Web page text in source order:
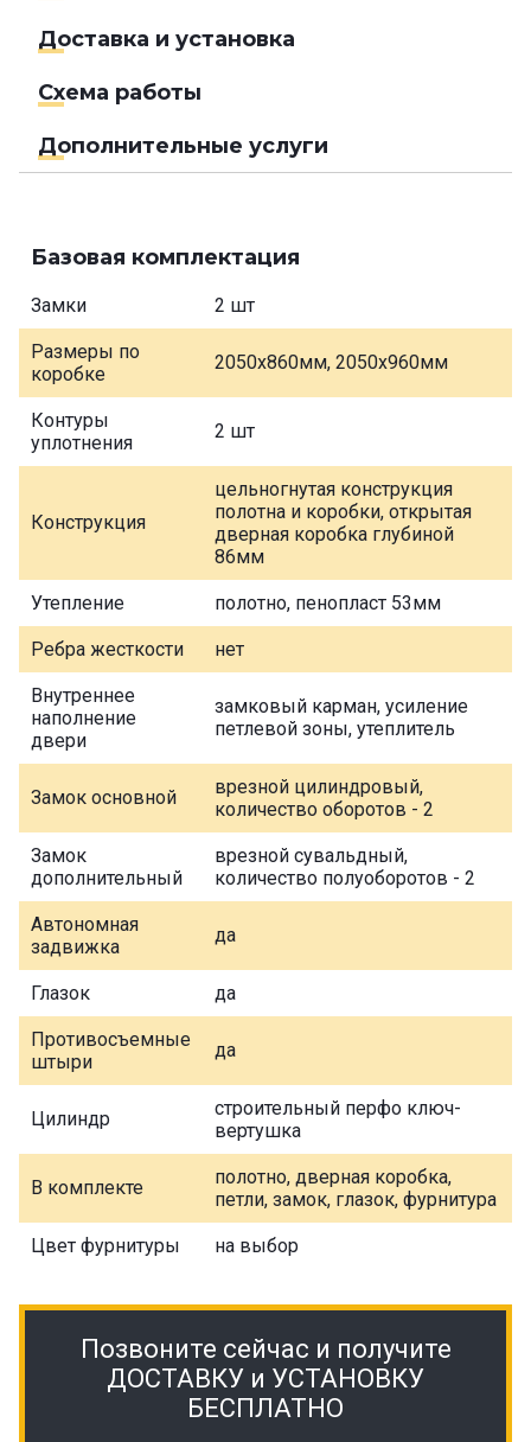
Доставка и установка
Схема работы
Дополнительные услуги
Базовая комплектация
Замки 2 шт
Размеры по
коробке
2050х860мм, 2050х960мм
Контуры
уплотнения
2 шт
Конструкция
цельногнутая конструкция
полотна и коробки, открытая
дверная коробка глубиной
86мм
Утепление полотно, пенопласт 53мм
Ребра жесткости нет
Внутреннее
наполнение
двери
замковый карман, усиление
петлевой зоны, утеплитель
Замок основной
врезной цилиндровый,
количество оборотов - 2
Замок
дополнительный
врезной сувальдный,
количество полуоборотов - 2
Автономная
задвижка
да
Глазок да
Противосъемные
штыри
да
Цилиндр
строительный перфо ключ-
вертушка
В комплекте
полотно, дверная коробка,
петли, замок, глазок, фурнитура
Цвет фурнитуры на выбор
Позвоните сейчас и получите
ДОСТАВКУ и УСТАНОВКУ
БЕСПЛАТНО